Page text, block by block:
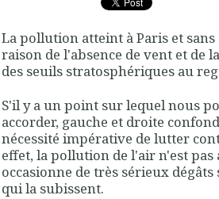
La pollution atteint à Paris et
raison de l'absence de vent et de
des seuils stratosphériques au
S'il y a un point sur lequel nous
accorder, gauche et droite
nécessité impérative de lutter
effet, la pollution de l'air n'est pas
occasionne de très sérieux
qui la subissent.